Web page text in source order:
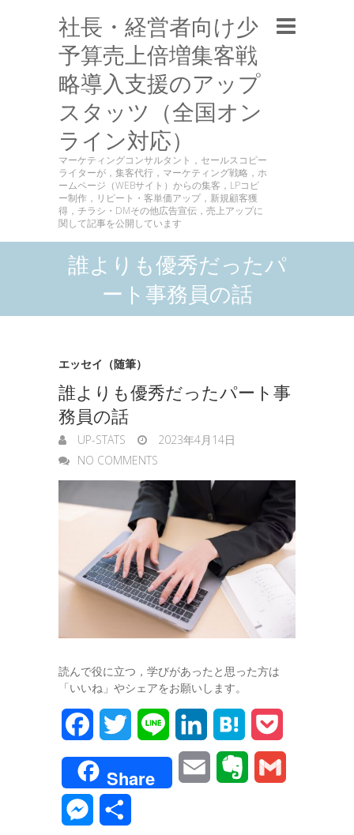
社長・経営者向け少
予算売上倍増集客戦
略導入支援のアップ
スタッツ（全国オン
ライン対応）
マーケティングコンサルタント，セールスコピー
ライターが，集客代行，マーケティング戦略，ホ
ームページ（WEBサイト）からの集客，LPコピ
ー制作，リピート・客単価アップ，新規顧客獲
得，チラシ・DMその他広告宣伝，売上アップに
関して記事を公開しています
誰よりも優秀だったパ
ート事務員の話
エッセイ（随筆）
誰よりも優秀だったパート事
務員の話
UP-STATS
2023年4月14日
NO COMMENTS
読んで役に立つ，学びがあったと思った方は
「いいね」やシェアをお願いします。
a
c
e
w
i
i
n
i
n
a
t
o
c
Share